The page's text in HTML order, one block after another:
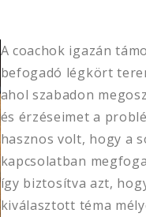
A coachok igazán
befogadó légkört
ahol szabadon
és érzéseimet a
hasznos volt, hogy a
kapcsolatban
így biztosítva azt,
kiválasztott téma